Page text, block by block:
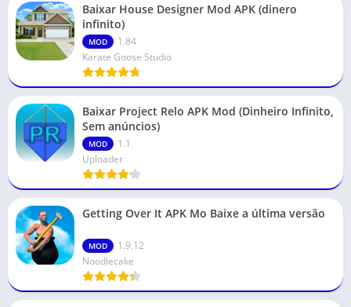
Baixar House Designer Mod APK (dinero
infinito)
MOD
1.84
Karate Goose Studio
Baixar Project Relo APK Mod (Dinheiro Infinito,
Sem anúncios)
MOD
1.1
Uploader
Getting Over It APK Mo Baixe a última versão
MOD
1.9.12
Noodlecake